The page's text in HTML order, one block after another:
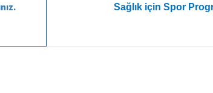
Sağlık için Spor